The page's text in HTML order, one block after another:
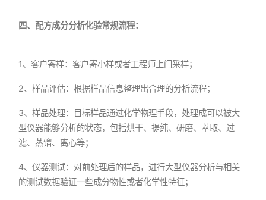
四、配方成分分析化验常规流程：
1、客户寄样：客户寄小样或者工程师上门采样；
2、样品评估：根据样品信息整理出合理的分析流程；
3、样品处理：目标样品通过化学物理手段，处理成可以被大
型仪器能够分析的状态，包括烘干、提纯、研磨、萃取、过
滤、蒸馏、离心等；
4、仪器测试：对前处理后的样品，进行大型仪器分析与相关
的测试数据验证一些成分物性或者化学性特征；